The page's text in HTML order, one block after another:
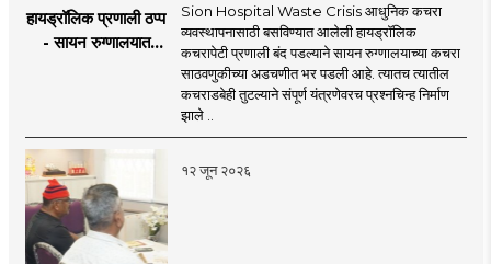
हायड्रॉलिक प्रणाली ठप्प
- सायन रुग्णालयात
Sion Hospital Waste Crisis आधुनिक कचरा
व्यवस्थापनासाठी बसविण्यात आलेली हायड्रॉलिक
कचरापेटी प्रणाली बंद पडल्याने सायन रुग्णालयाच्या कचरा
साठवणुकीच्या अडचणीत भर पडली आहे. त्यातच त्यातील
कचराडबेही तुटल्याने संपूर्ण यंत्रणेवरच प्रश्नचिन्ह निर्माण
झाले ..
१२ जून २०२६